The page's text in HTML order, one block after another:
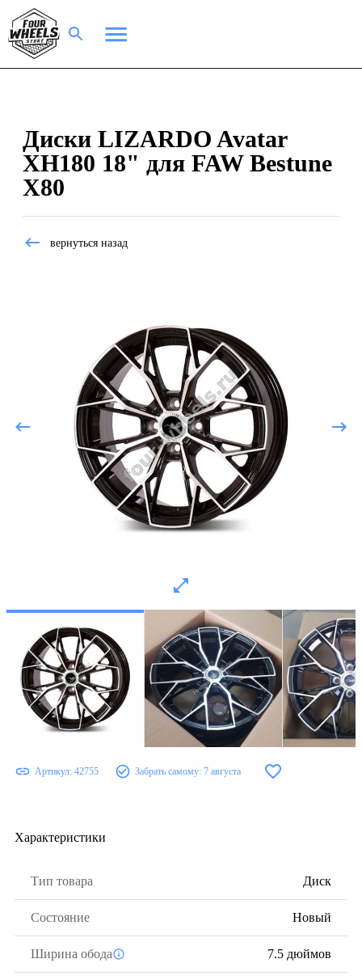
Диски LIZARDO Avatar
XH180 18" для FAW Bestune
X80
вернуться назад
Артикул: 42755 Забрать самому: 7 августа
Характеристики
Тип товара Диск
Состояние Новый
Ширина обода 7.5 дюймов